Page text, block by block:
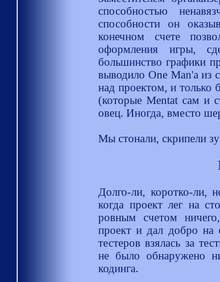
способностью
способности он
конечном счете
оформления игры,
большинство графики
выводило One Man'а из
над проектом, и только
(которые Mentat сам и
овец. Иногда, вместо
Мы стонали, скрипели
Долго-ли, коротко-ли,
когда проект лег на
ровным счетом
проект и дал добро на
тестеров взялась за
не было обнаружено
кодинга.